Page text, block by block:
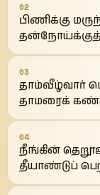
02
பிணிக்கு
தன்நோய்க்குத்
03
தாம்வீழ்வார்
தாமரைக்
04
நீங்கின்
தீயாண்டுப்